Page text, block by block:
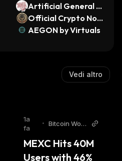
Artificial General In
telligence
Official Crypto Nos
tra
AEGON by Virtuals
Vedi altro
1a
fa
• Bitcoin Worl
MEXC Hits 40M
Users with 46%